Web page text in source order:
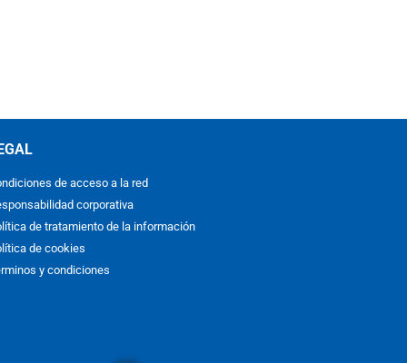
de acceso a la red
corporativa
de tratamiento de la información
de cookies
y condiciones